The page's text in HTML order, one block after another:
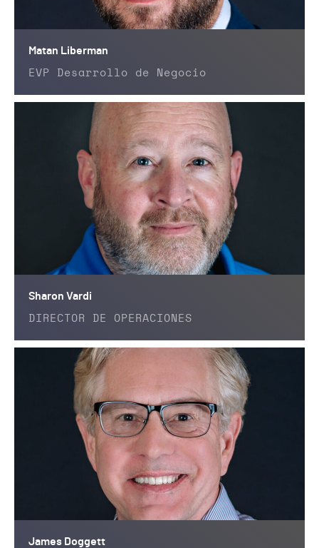
Matan Liberman
EVP Desarrollo de Negocio
Sharon Vardi
DIRECTOR DE OPERACIONES
James Doggett